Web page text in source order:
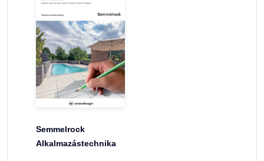
Semmelrock
Alkalmazástechnika